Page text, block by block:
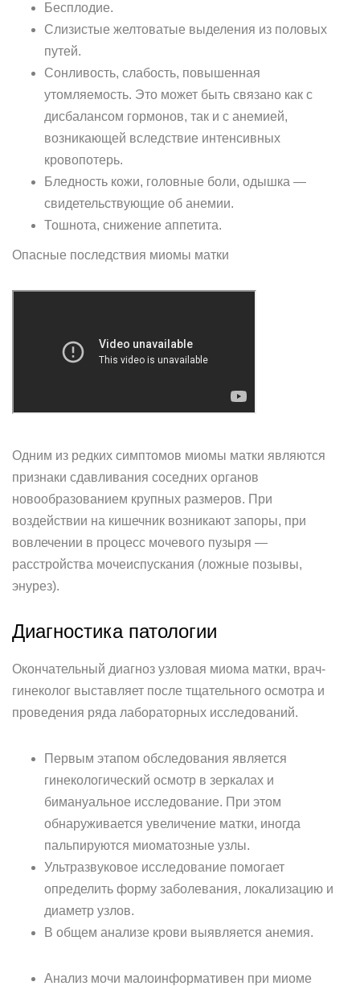
Бесплодие.
Слизистые желтоватые выделения из половых
путей.
Сонливость, слабость, повышенная
утомляемость. Это может быть связано как с
дисбалансом гормонов, так и с анемией,
возникающей вследствие интенсивных
кровопотерь.
Бледность кожи, головные боли, одышка —
свидетельствующие об анемии.
Тошнота, снижение аппетита.
Опасные последствия миомы матки
Одним из редких симптомов миомы матки являются
признаки сдавливания соседних органов
новообразованием крупных размеров. При
воздействии на кишечник возникают запоры, при
вовлечении в процесс мочевого пузыря —
расстройства мочеиспускания (ложные позывы,
энурез).
Диагностика патологии
Окончательный диагноз узловая миома матки, врач-
гинеколог выставляет после тщательного осмотра и
проведения ряда лабораторных исследований.
Первым этапом обследования является
гинекологический осмотр в зеркалах и
бимануальное исследование. При этом
обнаруживается увеличение матки, иногда
пальпируются миоматозные узлы.
Ультразвуковое исследование помогает
определить форму заболевания, локализацию и
диаметр узлов.
В общем анализе крови выявляется анемия.
Анализ мочи малоинформативен при миоме